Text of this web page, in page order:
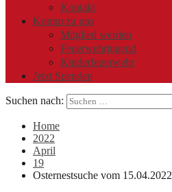
Kontakt
Komm zu uns
Mitglied werden
Feuerwehrjugend
Kinderfeuerwehr
Jetzt Spenden
Suchen nach:
Home
2022
April
19
Osternestsuche vom 15.04.2022